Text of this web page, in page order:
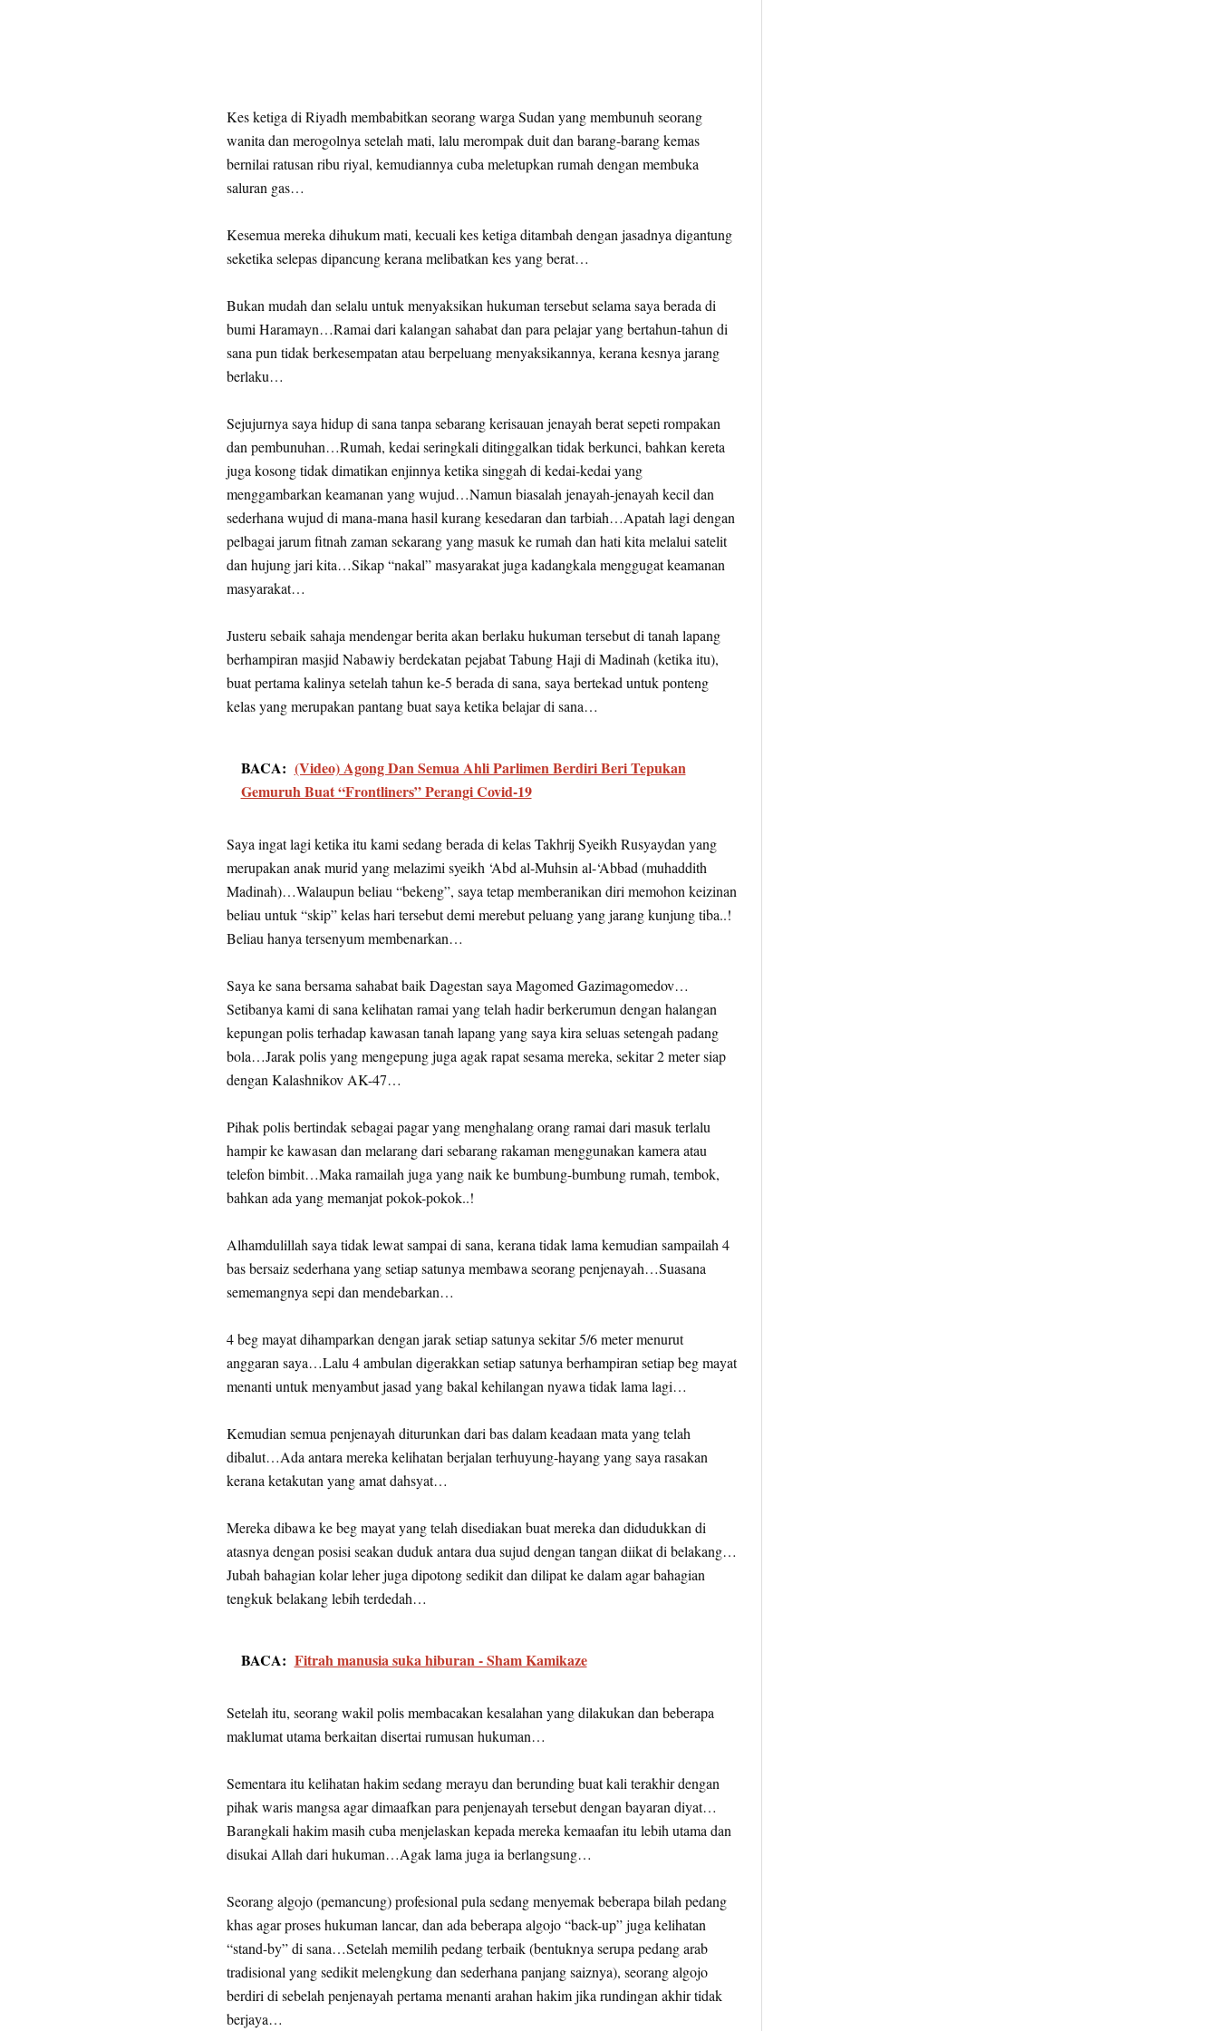
Kes ketiga di Riyadh membabitkan seorang warga Sudan yang membunuh seorang
wanita dan merogolnya setelah mati, lalu merompak duit dan barang-barang kemas
bernilai ratusan ribu riyal, kemudiannya cuba meletupkan rumah dengan membuka
saluran gas…
Kesemua mereka dihukum mati, kecuali kes ketiga ditambah dengan jasadnya digantung
seketika selepas dipancung kerana melibatkan kes yang berat…
Bukan mudah dan selalu untuk menyaksikan hukuman tersebut selama saya berada di
bumi Haramayn…Ramai dari kalangan sahabat dan para pelajar yang bertahun-tahun di
sana pun tidak berkesempatan atau berpeluang menyaksikannya, kerana kesnya jarang
berlaku…
Sejujurnya saya hidup di sana tanpa sebarang kerisauan jenayah berat sepeti rompakan
dan pembunuhan…Rumah, kedai seringkali ditinggalkan tidak berkunci, bahkan kereta
juga kosong tidak dimatikan enjinnya ketika singgah di kedai-kedai yang
menggambarkan keamanan yang wujud…Namun biasalah jenayah-jenayah kecil dan
sederhana wujud di mana-mana hasil kurang kesedaran dan tarbiah…Apatah lagi dengan
pelbagai jarum fitnah zaman sekarang yang masuk ke rumah dan hati kita melalui satelit
dan hujung jari kita…Sikap “nakal” masyarakat juga kadangkala menggugat keamanan
masyarakat…
Justeru sebaik sahaja mendengar berita akan berlaku hukuman tersebut di tanah lapang
berhampiran masjid Nabawiy berdekatan pejabat Tabung Haji di Madinah (ketika itu),
buat pertama kalinya setelah tahun ke-5 berada di sana, saya bertekad untuk ponteng
kelas yang merupakan pantang buat saya ketika belajar di sana…
BACA: (Video) Agong Dan Semua Ahli Parlimen Berdiri Beri Tepukan
Gemuruh Buat “Frontliners” Perangi Covid-19
Saya ingat lagi ketika itu kami sedang berada di kelas Takhrij Syeikh Rusyaydan yang
merupakan anak murid yang melazimi syeikh ‘Abd al-Muhsin al-‘Abbad (muhaddith
Madinah)…Walaupun beliau “bekeng”, saya tetap memberanikan diri memohon keizinan
beliau untuk “skip” kelas hari tersebut demi merebut peluang yang jarang kunjung tiba..!
Beliau hanya tersenyum membenarkan…
Saya ke sana bersama sahabat baik Dagestan saya Magomed Gazimagomedov…
Setibanya kami di sana kelihatan ramai yang telah hadir berkerumun dengan halangan
kepungan polis terhadap kawasan tanah lapang yang saya kira seluas setengah padang
bola…Jarak polis yang mengepung juga agak rapat sesama mereka, sekitar 2 meter siap
dengan Kalashnikov AK-47…
Pihak polis bertindak sebagai pagar yang menghalang orang ramai dari masuk terlalu
hampir ke kawasan dan melarang dari sebarang rakaman menggunakan kamera atau
telefon bimbit…Maka ramailah juga yang naik ke bumbung-bumbung rumah, tembok,
bahkan ada yang memanjat pokok-pokok..!
Alhamdulillah saya tidak lewat sampai di sana, kerana tidak lama kemudian sampailah 4
bas bersaiz sederhana yang setiap satunya membawa seorang penjenayah…Suasana
sememangnya sepi dan mendebarkan…
4 beg mayat dihamparkan dengan jarak setiap satunya sekitar 5/6 meter menurut
anggaran saya…Lalu 4 ambulan digerakkan setiap satunya berhampiran setiap beg mayat
menanti untuk menyambut jasad yang bakal kehilangan nyawa tidak lama lagi…
Kemudian semua penjenayah diturunkan dari bas dalam keadaan mata yang telah
dibalut…Ada antara mereka kelihatan berjalan terhuyung-hayang yang saya rasakan
kerana ketakutan yang amat dahsyat…
Mereka dibawa ke beg mayat yang telah disediakan buat mereka dan didudukkan di
atasnya dengan posisi seakan duduk antara dua sujud dengan tangan diikat di belakang…
Jubah bahagian kolar leher juga dipotong sedikit dan dilipat ke dalam agar bahagian
tengkuk belakang lebih terdedah…
BACA: Fitrah manusia suka hiburan - Sham Kamikaze
Setelah itu, seorang wakil polis membacakan kesalahan yang dilakukan dan beberapa
maklumat utama berkaitan disertai rumusan hukuman…
Sementara itu kelihatan hakim sedang merayu dan berunding buat kali terakhir dengan
pihak waris mangsa agar dimaafkan para penjenayah tersebut dengan bayaran diyat…
Barangkali hakim masih cuba menjelaskan kepada mereka kemaafan itu lebih utama dan
disukai Allah dari hukuman…Agak lama juga ia berlangsung…
Seorang algojo (pemancung) profesional pula sedang menyemak beberapa bilah pedang
khas agar proses hukuman lancar, dan ada beberapa algojo “back-up” juga kelihatan
“stand-by” di sana…Setelah memilih pedang terbaik (bentuknya serupa pedang arab
tradisional yang sedikit melengkung dan sederhana panjang saiznya), seorang algojo
berdiri di sebelah penjenayah pertama menanti arahan hakim jika rundingan akhir tidak
berjaya…